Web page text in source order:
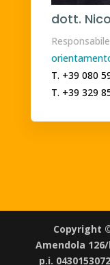
dott.
T. +39 080
T. +39 329
Copyright
Amendola
p.i.